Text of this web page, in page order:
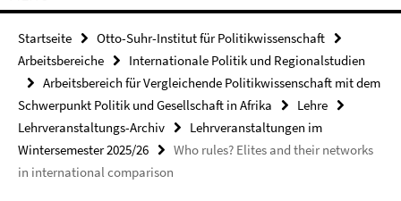
Startseite
Otto-Suhr-Institut für Politikwissenschaft
Arbeitsbereiche
Internationale Politik und Regionalstudien
Arbeitsbereich für Vergleichende Politikwissenschaft mit dem
Schwerpunkt Politik und Gesellschaft in Afrika
Lehre
Lehrveranstaltungs-Archiv
Lehrveranstaltungen im
Wintersemester 2025/26
Who rules? Elites and their networks
in international comparison